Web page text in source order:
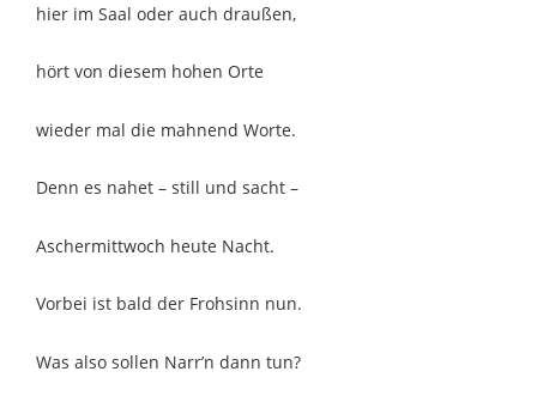
hier im Saal oder auch draußen,
hört von diesem hohen Orte
wieder mal die mahnend Worte.
Denn es nahet – still und sacht –
Aschermittwoch heute Nacht.
Vorbei ist bald der Frohsinn nun.
Was also sollen Narr’n dann tun?